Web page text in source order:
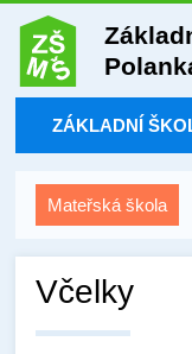
ZÁKLADNÍ
Mateřská škola
Včelky